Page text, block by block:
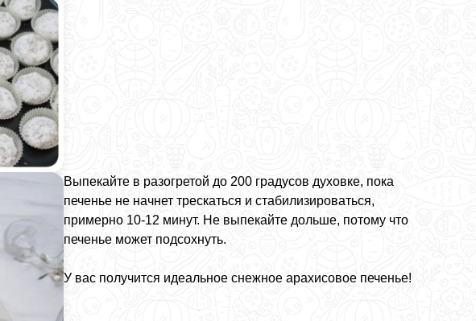
Выпекайте в разогретой до 200 градусов духовке, пока
печенье не начнет трескаться и стабилизироваться,
примерно 10-12 минут. Не выпекайте дольше, потому что
печенье может подсохнуть.
У вас получится идеальное снежное арахисовое печенье!